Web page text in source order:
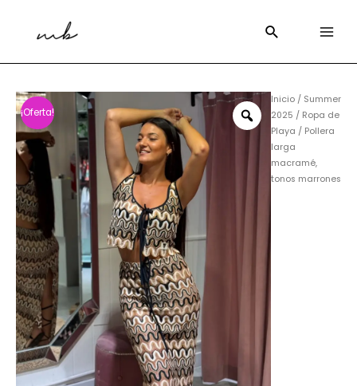
¡Oferta!
Inicio / Summer
2025 / Ropa de
Playa / Pollera
larga
macramé,
tonos marrones